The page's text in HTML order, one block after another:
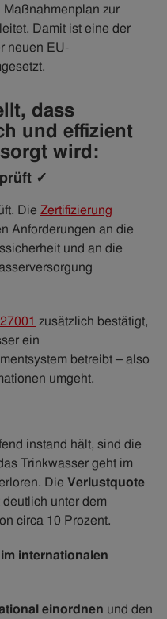
zur
Damit ist eine der
neuen EU-
dass
und effizient
wird:
✓
Die Zertifizierung
Anforderungen an die
und an die
zusätzlich bestätigt,
ein
betreibt – also
umgeht.
instand hält, sind die
Trinkwasser geht im
Die Verlustquote
unter dem
circa 10 Prozent.
internationalen
einordnen und den